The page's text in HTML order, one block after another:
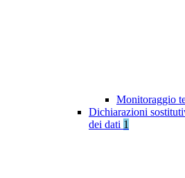
Monitoraggio
Dichiarazioni
dei dati 1